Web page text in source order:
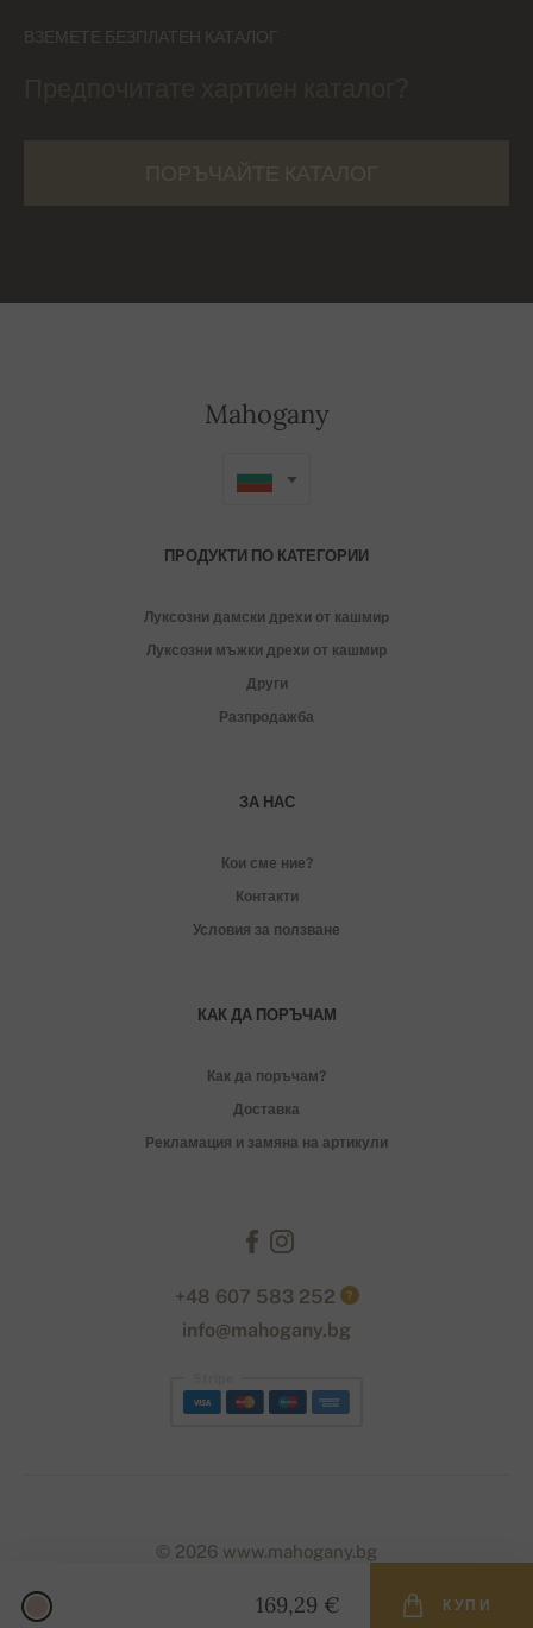
169,29 € КУПИ
ВЗЕМЕТЕ БЕЗПЛАТЕН КАТАЛОГ
Mahogany
ПРОДУКТИ ПО КАТЕГОРИИ
Луксозни дамски дрехи от кашмиp
Луксозни мъжки дрехи от кашмир
Други
Разпродажба
ЗА НАС
Кои сме ние?
Контакти
Условия за ползване
КАК ДА ПОРЪЧАМ
Как да поръчам?
Доставка
Рекламация и замяна на артикули
+48 607 583 252 ?
info@mahogany.bg
© 2026 www.mahogany.bg
naum. | Powered by Simplia.cz.